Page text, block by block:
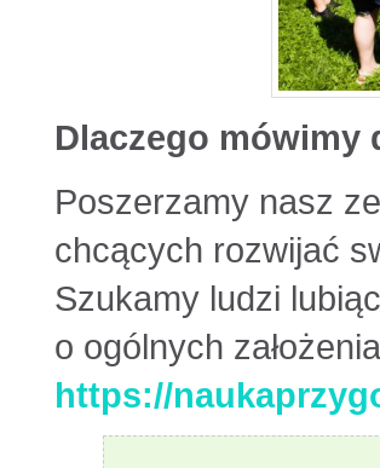
Dlaczego mówimy
Poszerzamy nasz
chcących rozwijać
Szukamy ludzi
o ogólnych
https://